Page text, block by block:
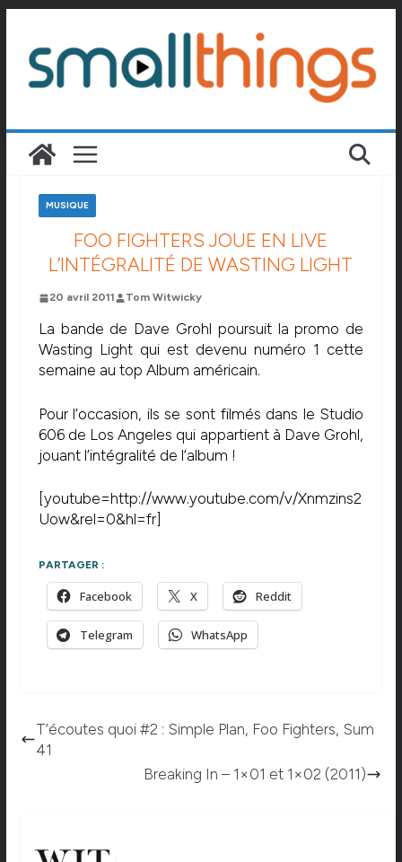
contenu
MUSIQUE
FOO FIGHTERS JOUE EN LIVE
L’INTÉGRALITÉ DE WASTING LIGHT
20 avril 2011 Tom Witwicky
La bande de Dave Grohl poursuit la promo de
Wasting Light qui est devenu numéro 1 cette
semaine au top Album américain.
Pour l’occasion, ils se sont filmés dans le Studio
606 de Los Angeles qui appartient à Dave Grohl,
jouant l’intégralité de l’album !
[youtube=http://www.youtube.com/v/Xnmzins2
Uow&rel=0&hl=fr]
PARTAGER :
Facebook X Reddit
Telegram WhatsApp
T’écoutes quoi #2 : Simple Plan, Foo Fighters, Sum
41
Breaking In – 1×01 et 1×02 (2011)